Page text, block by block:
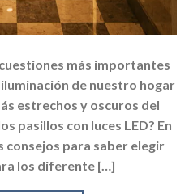
más importantes
de nuestro hogar
estrechos y oscuros del
pasillos con luces LED? En
consejos para saber elegir
los diferente […]